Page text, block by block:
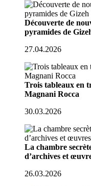
Découverte de
pyramides de
27.04.2026
Trois tableaux en
Magnani Rocca
30.03.2026
La chambre
d’archives et
26.03.2026